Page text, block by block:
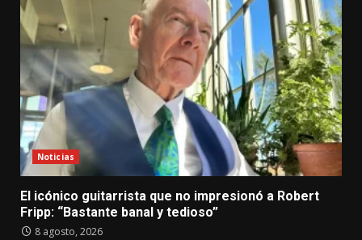
Noticias
El icónico guitarrista que no impresionó a Robert
Fripp: “Bastante banal y tedioso”
8 agosto, 2026